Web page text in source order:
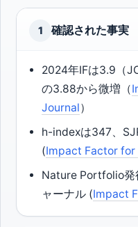
1 確認された事実
2024年IFは3.9（
の3.88から微増（
Journal）
h-indexは347、
(Impact Factor for
Nature Portfolio発
ャーナル (Impact